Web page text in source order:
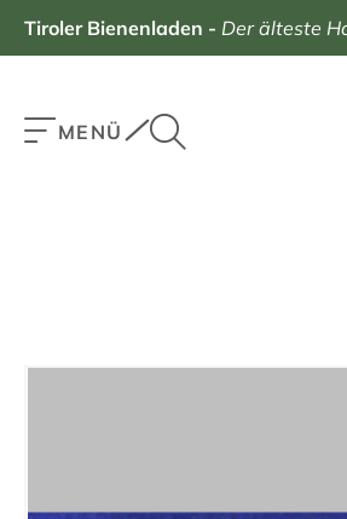
Tiroler Bienenladen - Der älteste
MENÜ